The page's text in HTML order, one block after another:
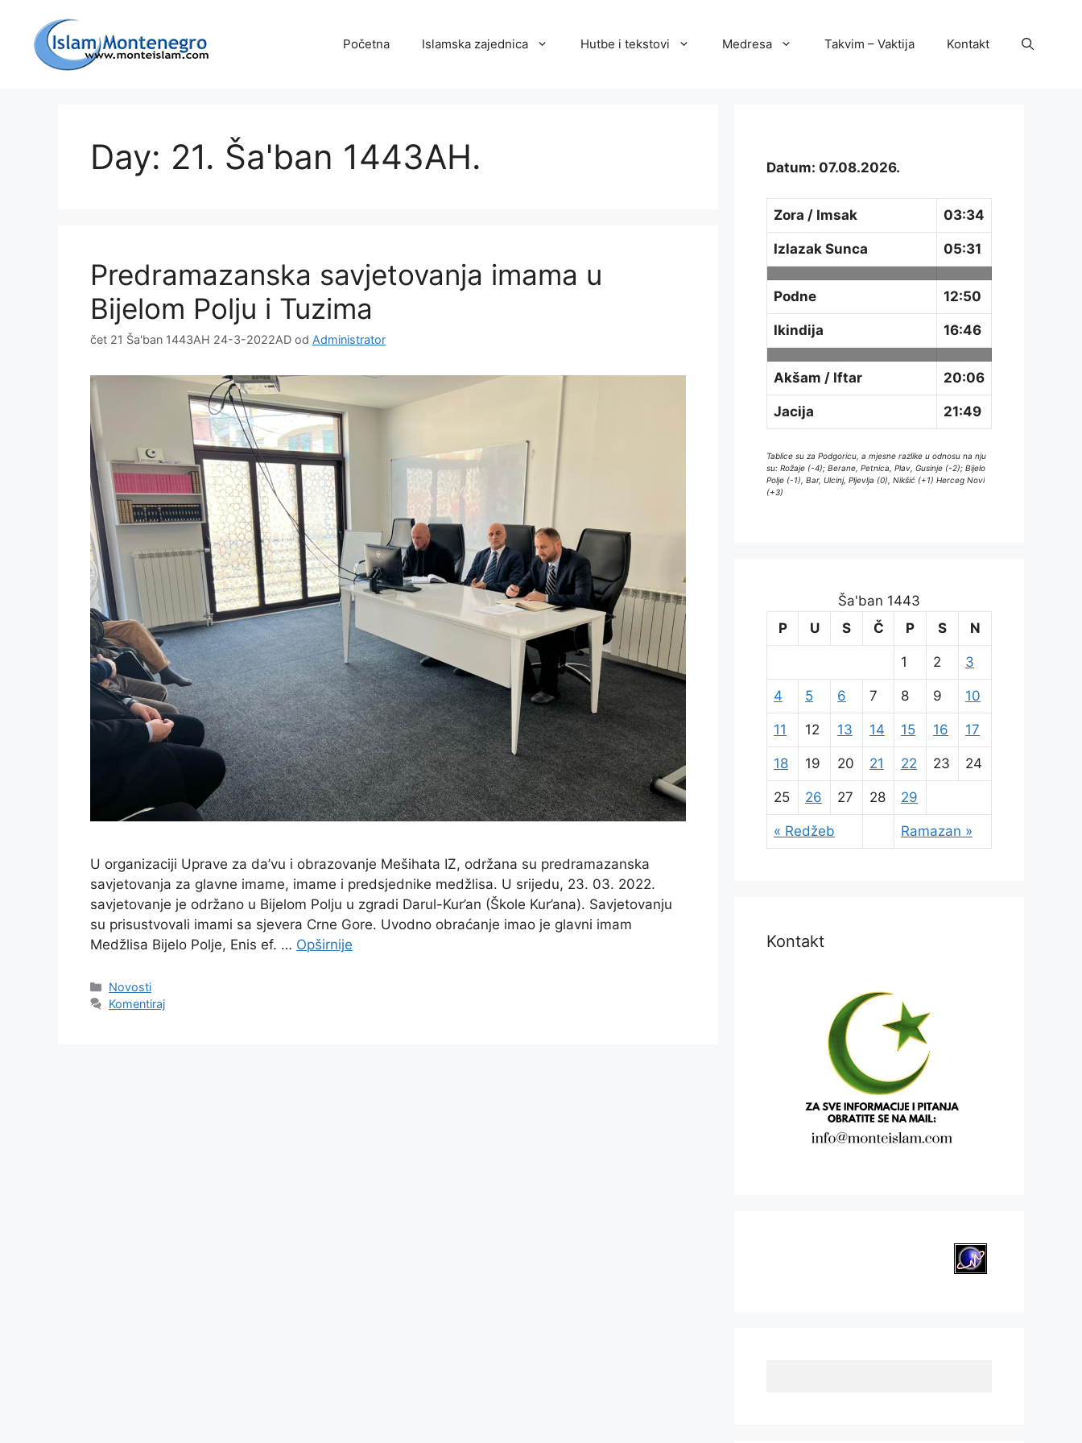
sadržaj
Početna Islamska zajednica Hutbe i tekstovi Medresa Takvim – Vaktija Kontakt
Day: 21. Ša'ban 1443AH.
Predramazanska savjetovanja imama u
Bijelom Polju i Tuzima
čet 21 Ša'ban 1443AH 24-3-2022AD od Administrator
U organizaciji Uprave za da’vu i obrazovanje Mešihata IZ, održana su predramazanska
savjetovanja za glavne imame, imame i predsjednike medžlisa. U srijedu, 23. 03. 2022.
savjetovanje je održano u Bijelom Polju u zgradi Darul-Kur’an (Škole Kur’ana). Savjetovanju
su prisustvovali imami sa sjevera Crne Gore. Uvodno obraćanje imao je glavni imam
Medžlisa Bijelo Polje, Enis ef. … Opširnije
Kategorije
Novosti
Komentiraj
Datum: 07.08.2026.
Zora / Imsak 03:34
Izlazak Sunca 05:31
Podne 12:50
Ikindija 16:46
Akšam / Iftar 20:06
Jacija 21:49
Tablice su za Podgoricu, a mjesne razlike u odnosu na nju
su: Rožaje (-4); Berane, Petnica, Plav, Gusinje (-2); Bijelo
Polje (-1), Bar, Ulcinj, Pljevlja (0), Nikšić (+1) Herceg Novi
(+3)
Ša'ban 1443
P
U S Č P S N
« Redžeb Ramazan »
1 2 3
4 5 6 7 8 9 10
11 12 13 14 15 16 17
18 19 20 21 22 23 24
25 26 27 28 29
Kontakt